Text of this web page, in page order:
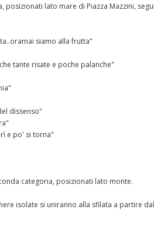
lato mare di Piazza Mazzini,
siamo alla frutta"
tante risate e poche palanche"
dissenso"
e po' si torna"
categoria, posizionati lato monte.
isolate si uniranno alla sfilata a partire